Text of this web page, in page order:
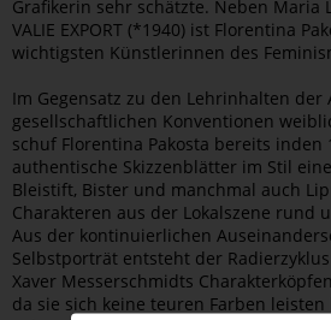
Grafikerin sehr schätzte. Neben Maria
VALIE EXPORT (*1940) ist Florentina
wichtigsten Künstlerinnen des
Im Gegensatz zu den Lehrinhalten der
gesellschaftlichen Konventionen
schuf Florentina Pakosta bereits inden
authentische Skizzenblätter im Stil
Bleistift, Bister und manchmal auch
Charakteren aus der Lokalszene rund
Aus der kontinuierlichen
Selbstporträt entsteht der
Xaver Messerschmidts
da sie sich keine teuren Farben